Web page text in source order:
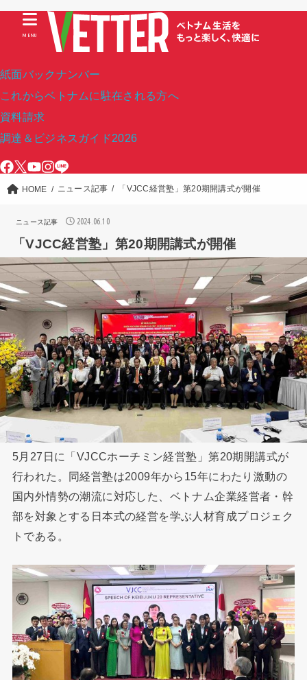
紙面バックナンバー
これからベトナムに駐在される方へ
資料請求
調達＆ビジネスガイド2026
MENU
HOME ニュース記事 「VJCC経営塾」第20期開講式が開催
ニュース記事 2024.06.10
「VJCC経営塾」第20期開講式が開催
5月27日に「VJCCホーチミン経営塾」第20期開講式が
行われた。同経営塾は2009年から15年にわたり激動の
国内外情勢の潮流に対応した、ベトナム企業経営者・幹
部を対象とする日本式の経営を学ぶ人材育成プロジェク
トである。